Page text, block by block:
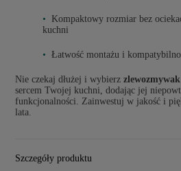
Kompaktowy rozmiar bez
kuchni
Łatwość montażu i
Nie czekaj dłużej i wybierz
sercem Twojej kuchni, dodając jej
funkcjonalności. Zainwestuj w jakość i
lata.
Szczegóły produktu